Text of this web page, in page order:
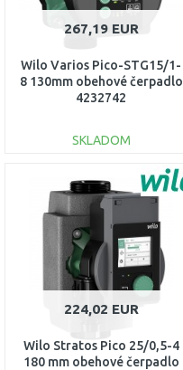
267,19 EUR
Wilo Varios Pico-STG15/1-
8 130mm obehové čerpadlo
4232742
SKLADOM
DO KOŠÍKA
Porovnať
224,02 EUR
Wilo Stratos Pico 25/0,5-4
180 mm obehové čerpadlo